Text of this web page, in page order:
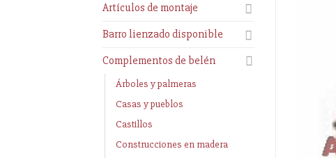
Artículos de montaje
Barro lienzado disponible
Complementos de belén
Árboles y palmeras
Casas y pueblos
Castillos
Construcciones en madera